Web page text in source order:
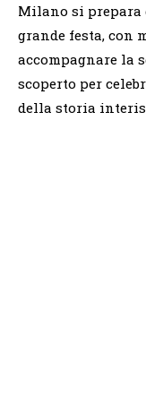
Milano si prepara
grande festa,
accompagnare la
scoperto per
della storia